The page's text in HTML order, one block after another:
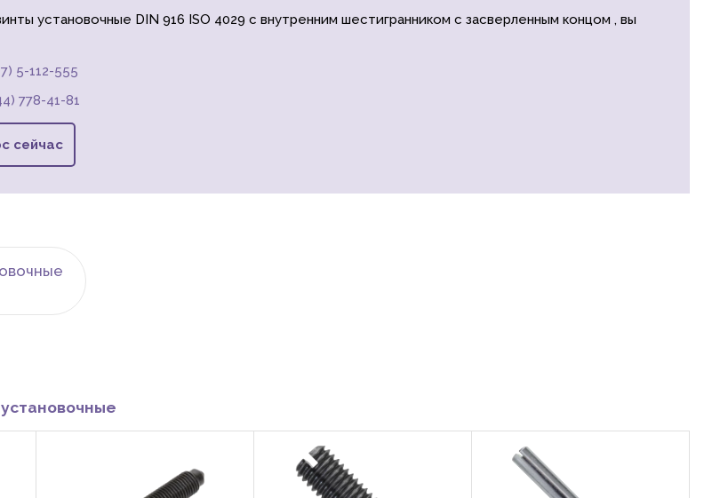
установочные DIN 916 ISO 4029 с внутренним шестигранником с засверленным концом , вы
5-112-555
778-41-81
сейчас